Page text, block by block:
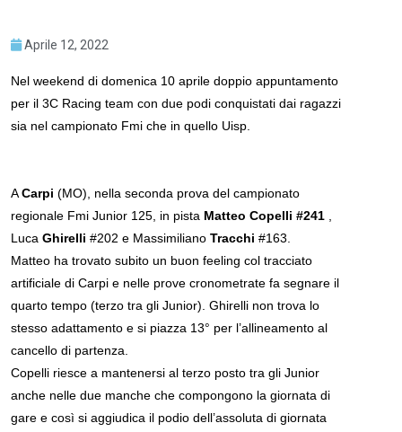
Aprile 12, 2022
Nel weekend di domenica 10 aprile doppio appuntamento
per il 3C Racing team con due podi conquistati dai ragazzi
sia nel campionato Fmi che in quello Uisp.
ACarpi (MO), nella seconda prova del campionato
regionale Fmi Junior 125, in pista Matteo Copelli #241
LucaGhirelli #202 e MassimilianoTracchi #163.
Matteo ha trovato subito un buon feeling col tracciato
artificiale di Carpi e nelle prove cronometrate fa segnare il
quarto tempo (terzo tra gli Junior). Ghirelli non trova lo
stesso adattamento e si piazza 13° per l’allineamento al
cancello di partenza.
Copelli riesce a mantenersi al terzo posto tra gli Junior
anche nelle due manche che compongono la giornata di
gare e così si aggiudica il podio dell’assoluta di giornata